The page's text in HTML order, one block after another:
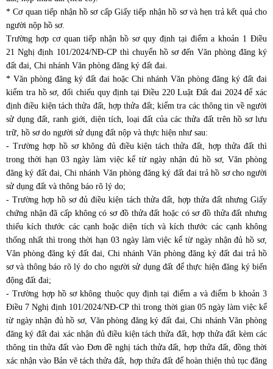
* Cơ quan tiếp nhận hồ sơ cấp Giấy tiếp nhận hồ sơ và hẹn trả kết quả cho
người nộp hồ sơ.
Trường hợp cơ quan tiếp nhận hồ sơ quy định tại điểm a khoản 1 Điều
21Nghị định 101/2024/NĐ-CPthì chuyển hồ sơ đến Văn phòng đăng ký
đất đai, Chi nhánh Văn phòng đăng ký đất đai.
* Văn phòng đăng ký đất đai hoặc Chi nhánh Văn phòng đăng ký đất đai
kiểm tra hồ sơ, đối chiếu quy định tại Điều 220Luật Đất đai 2024để xác
định điều kiện tách thửa đất, hợp thửa đất; kiểm tra các thông tin về người
sử dụng đất, ranh giới, diện tích, loại đất của các thửa đất trên hồ sơ lưu
trữ, hồ sơ do người sử dụng đất nộp và thực hiện như sau:
- Trường hợp hồ sơ không đủ điều kiện tách thửa đất, hợp thửa đất thì
trong thời hạn 03 ngày làm việc kể từ ngày nhận đủ hồ sơ, Văn phòng
đăng ký đất đai, Chi nhánh Văn phòng đăng ký đất đai trả hồ sơ cho người
sử dụng đất và thông báo rõ lý do;
- Trường hợp hồ sơ đủ điều kiện tách thửa đất, hợp thửa đất nhưng Giấy
chứng nhận đã cấp không có sơ đồ thửa đất hoặc có sơ đồ thửa đất nhưng
thiếu kích thước các cạnh hoặc diện tích và kích thước các cạnh không
thống nhất thì trong thời hạn 03 ngày làm việc kể từ ngày nhận đủ hồ sơ,
Văn phòng đăng ký đất đai, Chi nhánh Văn phòng đăng ký đất đai trả hồ
sơ và thông báo rõ lý do cho người sử dụng đất để thực hiện đăng ký biến
động đất đai;
- Trường hợp hồ sơ không thuộc quy định tại điểm a và điểm b khoản 3
Điều 7Nghị định 101/2024/NĐ-CP thì trong thời gian 05 ngày làm việc kể
từ ngày nhận đủ hồ sơ, Văn phòng đăng ký đất đai, Chi nhánh Văn phòng
đăng ký đất đai xác nhận đủ điều kiện tách thửa đất, hợp thửa đất kèm các
thông tin thửa đất vào Đơn đề nghị tách thửa đất, hợp thửa đất, đồng thời
xác nhận vào Bản vẽ tách thửa đất, hợp thửa đất để hoàn thiện thủ tục đăng